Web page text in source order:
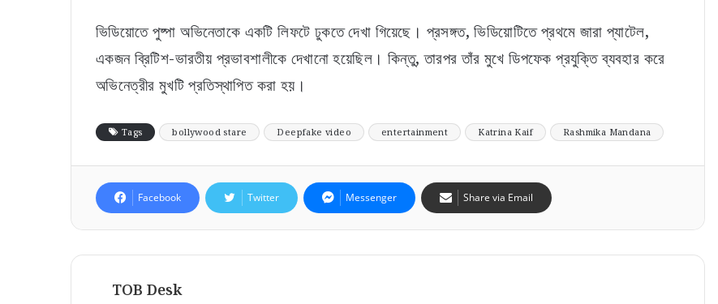
ভিডিয়োতে পুষ্পা অভিনেতাকে একটি লিফটে ঢুকতে দেখা গিয়েছে। প্রসঙ্গত, ভিডিয়োটিতে প্রথমে জারা প্যাটেল,
একজন ব্রিটিশ-ভারতীয় প্রভাবশালীকে দেখানো হয়েছিল। কিন্তু, তারপর তাঁর মুখে ডিপফেক প্রযুক্তি ব্যবহার করে
অভিনেত্রীর মুখটি প্রতিস্থাপিত করা হয়।
Tags bollywood stare Deepfake video entertainment Katrina Kaif Rashmika Mandana
Facebook Twitter Messenger Share via Email
TOB Desk